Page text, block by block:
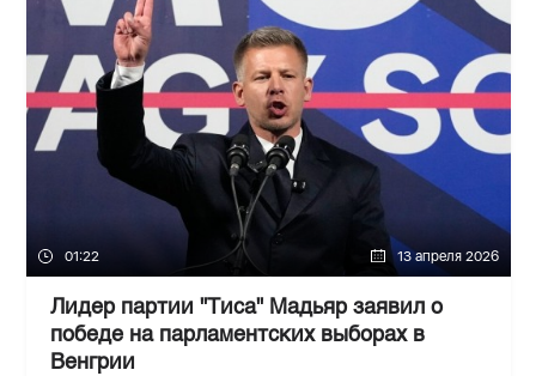
01:22 13 апреля 2026
Лидер партии "Тиса" Мадьяр заявил о
победе на парламентских выборах в
Венгрии